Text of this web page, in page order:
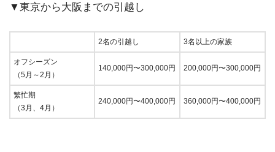
▼東京から大阪までの引越し
2名の引越し 3名以上の家族
オフシーズン
（5月～2月）
140,000円〜300,000円 200,000円〜300,000円
繁忙期
（3月、4月）
240,000円〜400,000円 360,000円〜400,000円